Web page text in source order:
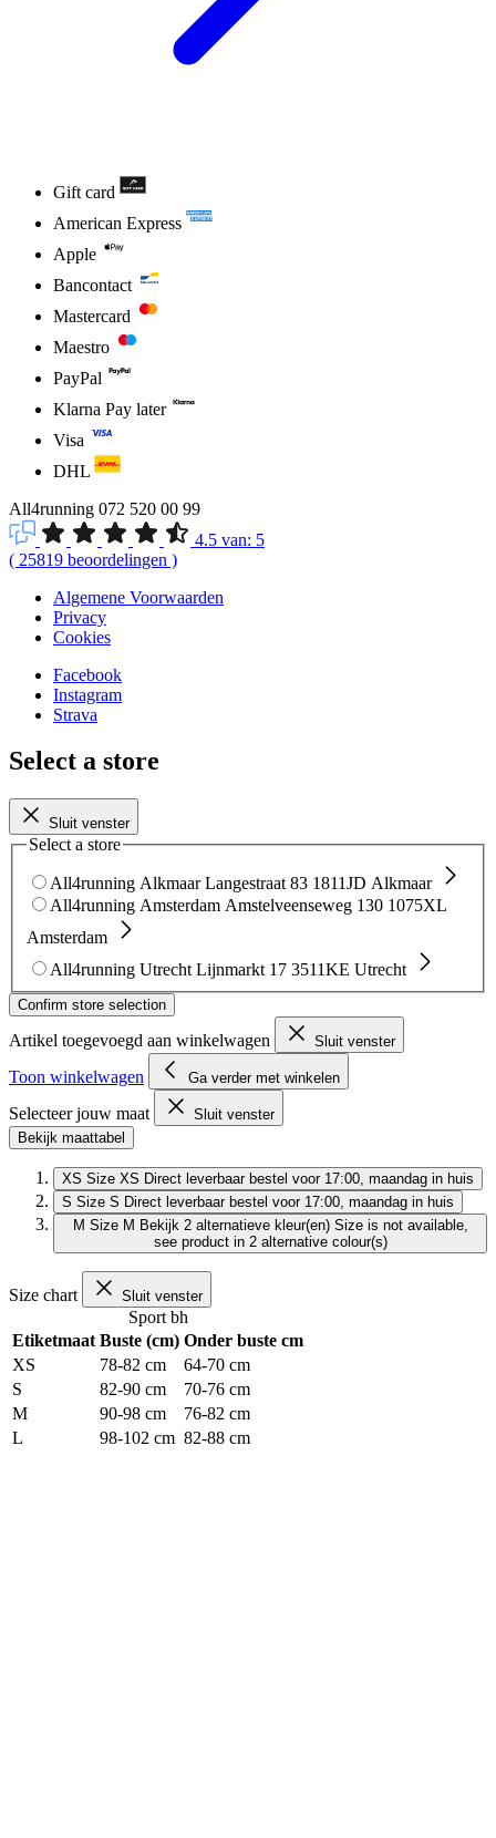
Gift card
American Express
Apple
Bancontact
Mastercard
Maestro
PayPal
Klarna Pay later
Visa
DHL
All4running 072 520 00 99
4.5 van: 5
( 25819 beoordelingen )
Algemene Voorwaarden
Privacy
Cookies
Facebook
Instagram
Strava
Select a store
Sluit venster
Select a store
All4running Alkmaar Langestraat 83 1811JD Alkmaar
All4running Amsterdam Amstelveenseweg 130 1075XL
Amsterdam
All4running Utrecht Lijnmarkt 17 3511KE Utrecht
Confirm store selection
Artikel toegevoegd aan winkelwagen Sluit venster
Toon winkelwagen Ga verder met winkelen
Selecteer jouw maat
Sluit venster
Bekijk maattabel
XS Size XS Direct leverbaar bestel voor 17:00, maandag in huis
S Size S Direct leverbaar bestel voor 17:00, maandag in huis
M Size M Bekijk 2 alternatieve kleur(en) Size is not available,
see product in 2 alternative colour(s)
Size chart Sluit venster
Sport bh
Etiketmaat Buste (cm) Onder buste cm
XS
78-82 cm
64-70 cm
S
82-90 cm
70-76 cm
M
90-98 cm
76-82 cm
L
98-102 cm 82-88 cm